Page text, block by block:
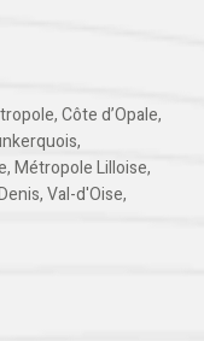
,Côte d’Opale,
,
,Métropole Lilloise,
,Val-d'Oise,